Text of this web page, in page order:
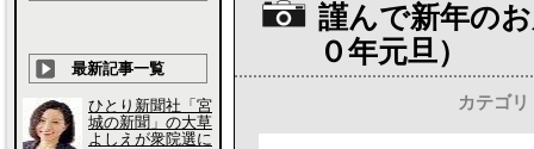
謹んで新年の
０年元旦）
カテゴリ
最新記事一覧
ひとり新聞社「宮
城の新聞」の大草
よしえが衆院選に